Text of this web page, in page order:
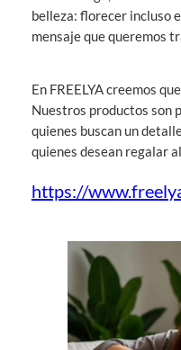
belleza: florecer incluso
mensaje que queremos
En FREELYA creemos
Nuestros productos son
quienes buscan un
quienes desean regalar
https://